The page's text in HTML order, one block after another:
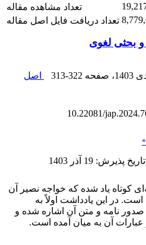
تعداد مشاهده مقاله
تعداد دریافت فایل اصل مقاله
بحثی لغوی
، صفحه 313-322
اصل
10.22081/
*
تاریخ پذیرش: 19 آذر 1403
کوتاه یاد شده که خواجه نصیر آن
در این یادداشت اولاً به
صدور نامه و متن آن اشاره شده و
عبارات آن به میان آمده است.